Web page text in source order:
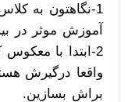
1-نگاهتون به
آموزش موثر در
2-ابتدا با
واقعا درگیرش
براش بسازین.